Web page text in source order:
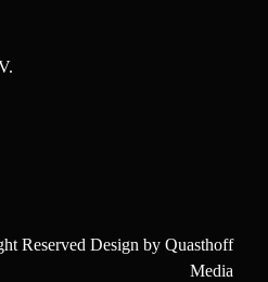
Reserved Design by Quasthoff
Media